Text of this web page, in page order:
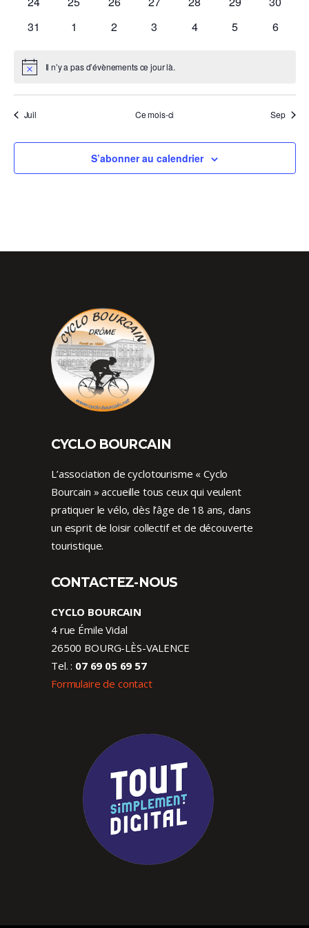
0
31
0
1
0
2
0
3
0
4
0
5
0
6
Notice Il n’y a pas d’évènements ce jour là.
Juil Ce mois-ci Sep
S’abonner au calendrier
CYCLO BOURCAIN
L’association de cyclotourisme « Cyclo
Bourcain » accueille tous ceux qui veulent
pratiquer le vélo, dès l’âge de 18 ans, dans
un esprit de loisir collectif et de découverte
touristique.
CONTACTEZ-NOUS
CYCLO BOURCAIN
4 rue Émile Vidal
26500 BOURG-LÈS-VALENCE
Tel. : 07 69 05 69 57
Formulaire de contact